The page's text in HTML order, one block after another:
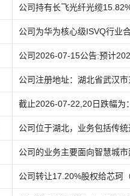
公司持有长飞光纤光缆
公司为华为核心级ISVQ行业
公司2026-07-15公告:预计
公司注册地址：湖北省武汉
截止2026-07-22,20日跌幅为
公司位于湖北，业务包括传
公司的业务主要面向智慧城
公司转让17.20%股权给芯珂